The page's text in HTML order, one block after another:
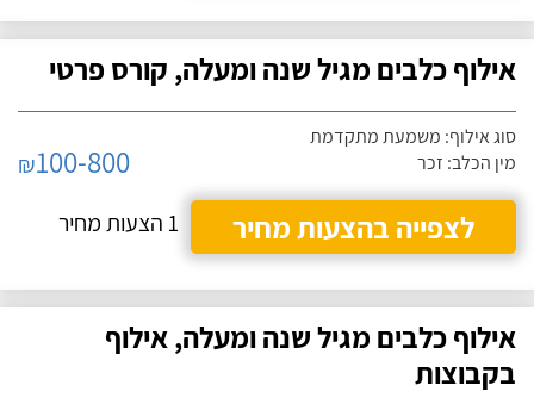
אילוף כלבים מגיל שנה ומעלה, קורס פרטי
סוג אילוף: משמעת מתקדמת
מין הכלב: זכר
₪100-800
לצפייה בהצעות מחיר
1 הצעות מחיר
אילוף כלבים מגיל שנה ומעלה, אילוף
בקבוצות